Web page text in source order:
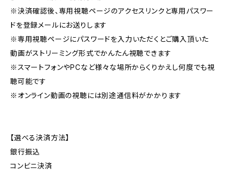
※決済確認後、専用視聴ページのアクセスリンクと専用パスワー
ドを登録メールにお送りします
※専用視聴ページにパスワードを入力いただくとご購入頂いた
動画がストリーミング形式でかんたん視聴できます
※スマートフォンやPCなど様々な場所からくりかえし何度でも視
聴可能です
※オンライン動画の視聴には別途通信料がかかります
【選べる決済方法】
銀行振込
コンビニ決済